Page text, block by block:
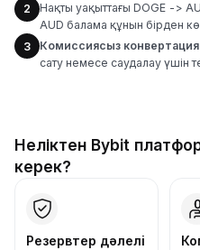
2
Нақты уақыттағы DOGE ->
AUD балама құнын бірден
3
Комиссиясыз
сату немесе саудалау үшін
Неліктен Bybit
керек?
Резервтер дәлелі